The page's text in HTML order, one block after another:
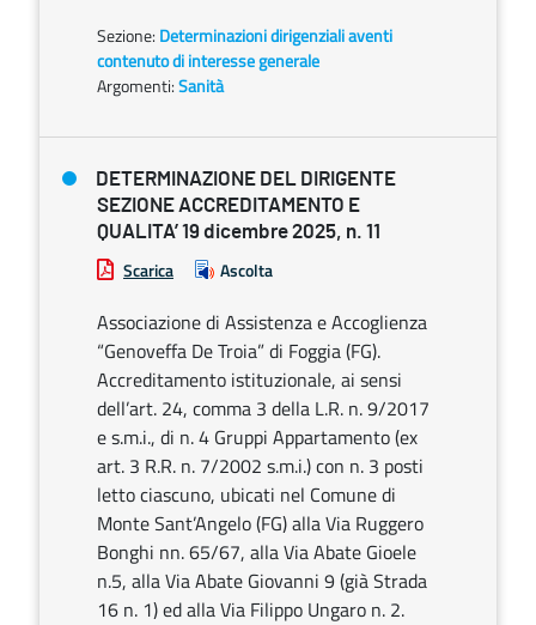
Sezione: Determinazioni dirigenziali aventi
contenuto di interesse generale
Argomenti:Sanità
DETERMINAZIONE DEL DIRIGENTE
SEZIONE ACCREDITAMENTO E
QUALITA’ 19 dicembre 2025, n. 11
Scarica Ascolta
Associazione di Assistenza e Accoglienza
“Genoveffa De Troia” di Foggia (FG).
Accreditamento istituzionale, ai sensi
dell’art. 24, comma 3 della L.R. n. 9/2017
e s.m.i., di n. 4 Gruppi Appartamento (ex
art. 3 R.R. n. 7/2002 s.m.i.) con n. 3 posti
letto ciascuno, ubicati nel Comune di
Monte Sant’Angelo (FG) alla Via Ruggero
Bonghi nn. 65/67, alla Via Abate Gioele
n.5, alla Via Abate Giovanni 9 (già Strada
16 n. 1) ed alla Via Filippo Ungaro n. 2.